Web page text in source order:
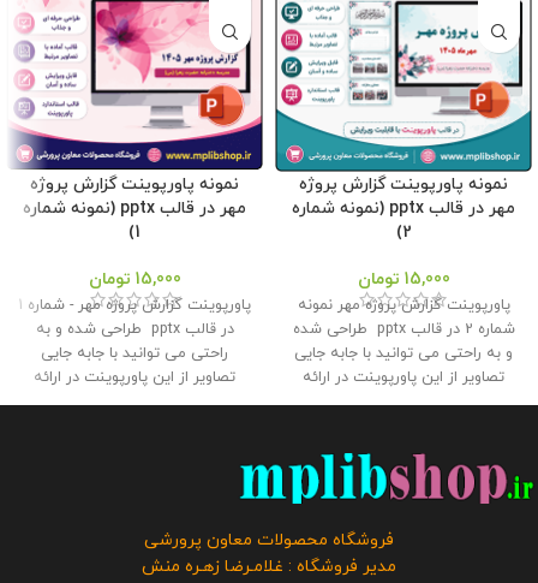
نمونه پاورپوینت گزارش پروژه
مهر در قالب pptx (نمونه شماره
2)
15,000 تومان
پاورپوینت گزارش پروژه مهر نمونه
شماره 2 در قالب pptx طراحی شده
و به راحتی می توانید با جابه جایی
تصاویر از این پاورپوینت در ارائه
گزارش پروژه مهر به اداره استفاده
در فروشگاه محصولات معاون
پرورشی طراحی و تولید گردیده است
. حجم فایل : 15 مگابایت
کلیه حقوق
معاون پرورشی متعلق می باشد و
فروش و انتشار این محصول به هر
نمونه پاورپوینت گزارش پروژه
مهر در قالب pptx (نمونه شماره
1)
15,000 تومان
پاورپوینت گزارش پروژه مهر - شماره 1
در قالب pptx طراحی شده و به
راحتی می توانید با جابه جایی
تصاویر از این پاورپوینت در ارائه
گزارش پروژه مهر به اداره استفاده
پرورشی طراحی و تولید گردیده است
وبلاگ معاون پرورشی متعلق می
باشد و فروش و انتشار این محصول
فروشگاه محصولات معاون پرورشی
مدیر فروشگاه : غلامـرضا زهـره منش